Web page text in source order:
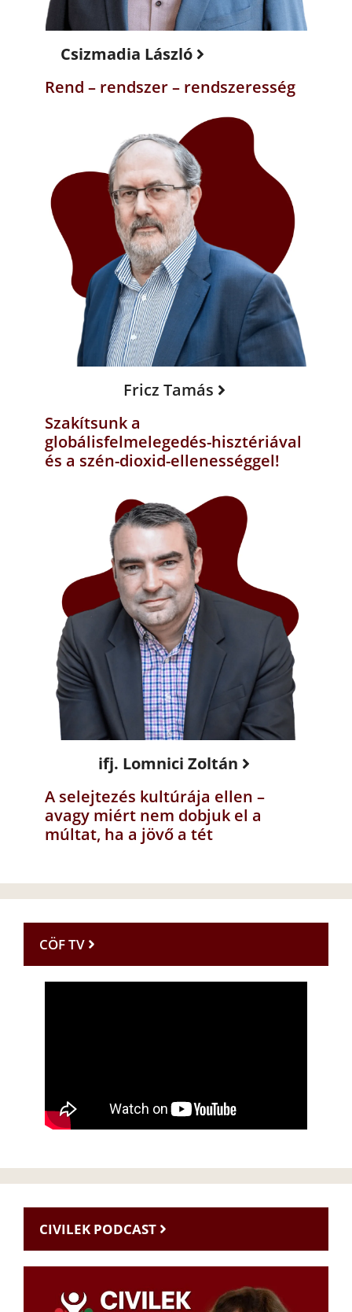
Csizmadia László
Rend – rendszer – rendszeresség
Fricz Tamás
Szakítsunk a
globálisfelmelegedés-hisztériával
és a szén-dioxid-ellenességgel!
ifj. Lomnici Zoltán
A selejtezés kultúrája ellen –
avagy miért nem dobjuk el a
múltat, ha a jövő a tét
CÖF TV
CIVILEK PODCAST